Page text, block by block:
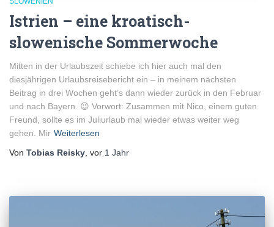
Istrien – eine kroatisch-
slowenische Sommerwoche
Mitten in der Urlaubszeit schiebe ich hier auch mal den
diesjährigen Urlaubsreisebericht ein – in meinem nächsten
Beitrag in drei Wochen geht’s dann wieder zurück in den Februar
und nach Bayern. 😉 Vorwort: Zusammen mit Nico, einem guten
Freund, sollte es im Juliurlaub mal wieder etwas weiter weg
gehen. Mir Weiterlesen
Von Tobias Reisky, vor 1 Jahr